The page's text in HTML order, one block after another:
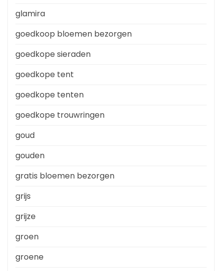
glamira
goedkoop bloemen bezorgen
goedkope sieraden
goedkope tent
goedkope tenten
goedkope trouwringen
goud
gouden
gratis bloemen bezorgen
grijs
grijze
groen
groene